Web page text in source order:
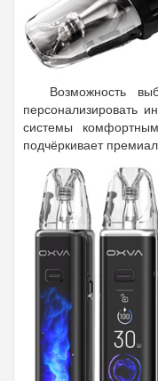
Возможность
персонализировать
системы
подчёркивает